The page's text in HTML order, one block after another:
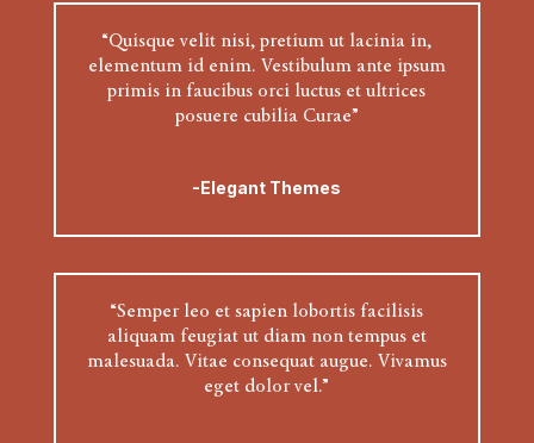
“Quisque velit nisi, pretium ut lacinia in,
elementum id enim. Vestibulum ante ipsum
primis in faucibus orci luctus et ultrices
posuere cubilia Curae”
-Elegant Themes
“Semper leo et sapien lobortis facilisis
aliquam feugiat ut diam non tempus et
malesuada. Vitae consequat augue. Vivamus
eget dolor vel.”